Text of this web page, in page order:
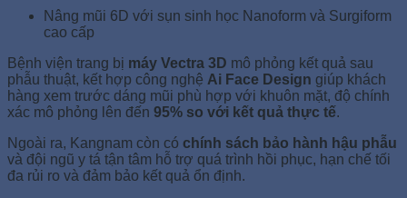
Nâng mũi 6D với sụn sinh học Nanoform và Surgiform
cao cấp
Bệnh viện trang bị máy Vectra 3D mô phỏng kết quả sau
phẫu thuật, kết hợp công nghệ Ai Face Design giúp khách
hàng xem trước dáng mũi phù hợp với khuôn mặt, độ chính
xác mô phỏng lên đến 95% so với kết quả thực tế.
Ngoài ra, Kangnam còn có chính sách bảo hành hậu phẫu
và đội ngũ y tá tận tâm hỗ trợ quá trình hồi phục, hạn chế tối
đa rủi ro và đảm bảo kết quả ổn định.